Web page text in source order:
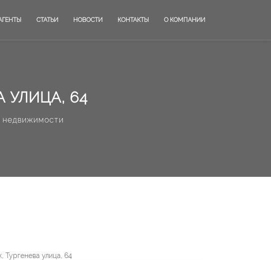
СТАТЬИ НОВОСТИ КОНТАКТЫ О КОМПАНИИ
УЛИЦА, 64
Тургенева улица, 64